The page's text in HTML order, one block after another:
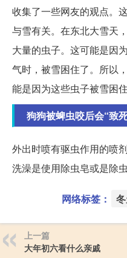
收集了一些网友的观点。
与雪有关。在东北大雪天
大量的虫子。这可能是因
气时，被雪困住了。所以
能是因为这些虫子被雪困
狗狗被蜱虫咬后会“致
外出时喷有驱虫作用的喷
洗澡是使用除虫皂或是除
网络标签：
上一篇
大年初六看什么亲戚